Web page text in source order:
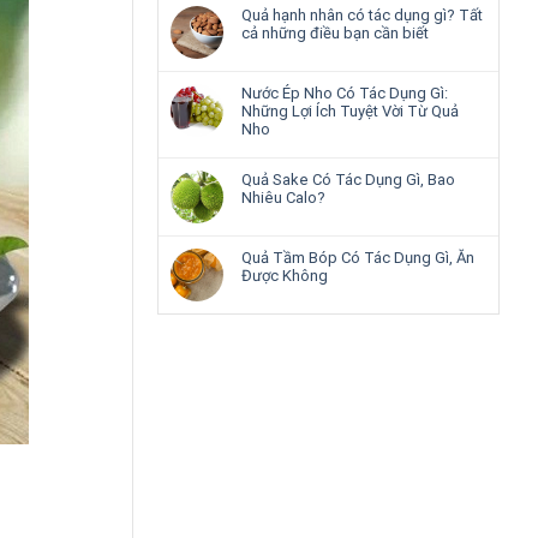
Quả hạnh nhân có tác dụng gì? Tất
cả những điều bạn cần biết
Nước Ép Nho Có Tác Dụng Gì:
Những Lợi Ích Tuyệt Vời Từ Quả
Nho
Quả Sake Có Tác Dụng Gì, Bao
Nhiêu Calo?
Quả Tầm Bóp Có Tác Dụng Gì, Ăn
Được Không